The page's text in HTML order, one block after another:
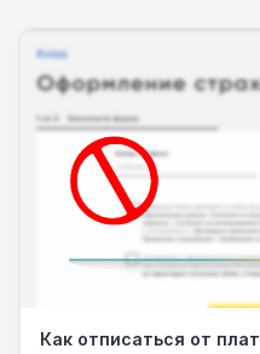
Как отписаться от